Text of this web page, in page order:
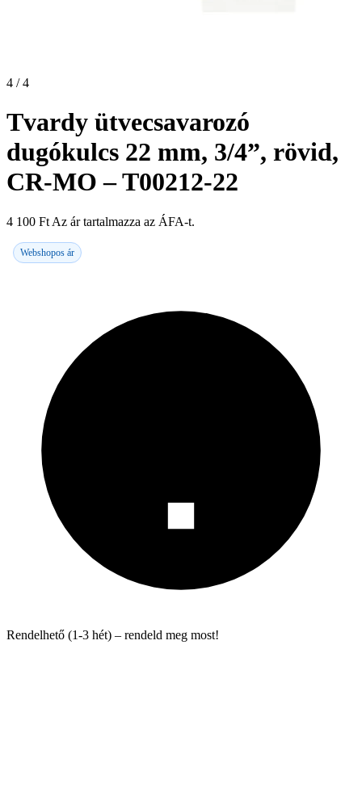
4 / 4
Tvardy ütvecsavarozó
dugókulcs 22 mm, 3/4”, rövid,
CR-MO – T00212-22
4 100 Ft Az ár tartalmazza az ÁFA-t.
Webshopos ár
Rendelhető (1-3 hét) – rendeld meg most!